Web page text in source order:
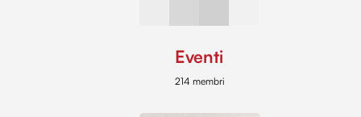
Eventi
214 membri